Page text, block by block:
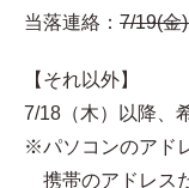
当落連絡： 7/19(
【それ以外】
7/18（木）以降、
※パソコンのアド
携帯のアドレス